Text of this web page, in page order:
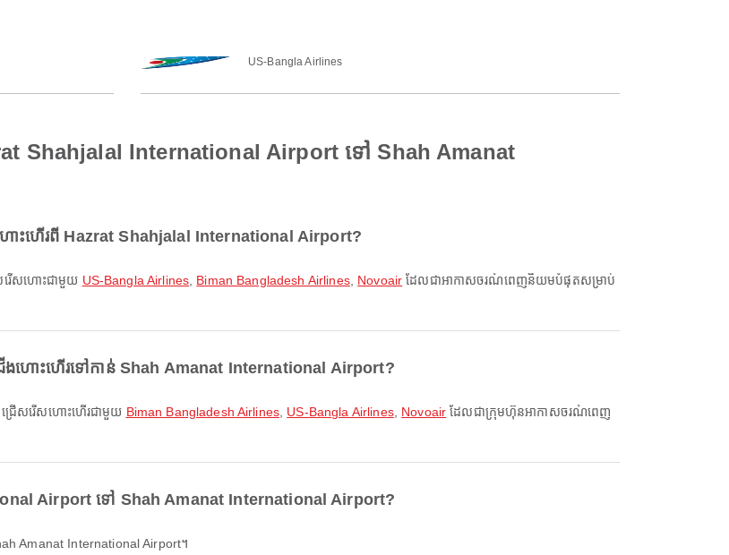
US-Bangla Airlines
Shahjalal International Airport ទៅ Shah Amanat
ះហើរពី Hazrat Shahjalal International Airport?
សរើសហោះជាមួយ US-Bangla Airlines Biman Bangladesh Airlines, Novoair ដែលជាអាកាសចរណ៍ពេញនិយមបំផុតសម្រាប់
ហោះហើរទៅកាន់ Shah Amanat International Airport?
ជ្រើសរើសហោះហើរជាមួយ Biman Bangladesh Airlines US-Bangla Airlines, Novoair ដែលជាក្រុមហ៊ុនអាកាសចរណ៍ពេញ
Airport ទៅ Shah Amanat International Airport?
Amanat International Airport។